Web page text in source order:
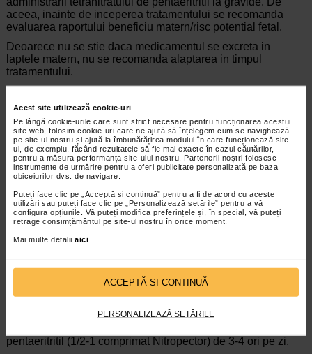
Acest site utilizează cookie-uri
Pe lângă cookie-urile care sunt strict necesare pentru funcționarea acestui
site web, folosim cookie-uri care ne ajută să înțelegem cum se navighează
pe site-ul nostru și ajută la îmbunătățirea modului în care funcționează site-
ul, de exemplu, făcând rezultatele să fie mai exacte în cazul căutărilor,
pentru a măsura performanța site-ului nostru. Partenerii noștri folosesc
instrumente de urmărire pentru a oferi publicitate personalizată pe baza
obiceiurilor dvs. de navigare.
Puteți face clic pe „Acceptă si continuă” pentru a fi de acord cu aceste
utilizări sau puteți face clic pe „Personalizează setările” pentru a vă
configura opțiunile. Vă puteți modifica preferințele și, în special, vă puteți
retrage consimțământul pe site-ul nostru în orice moment.
Mai multe detalii aici
ACCEPTĂ SI CONTINUĂ
PERSONALIZEAZĂ SETĂRILE
aceea, inainte de inceperea tratamentului se recomanda
evaluarea raportului beneficiu matern/risc potential fetal.
Deoarece nu se stie daca medicamentul se excreta in
laptele matern, nu se recomanda alaptarea in timpul
tratamentului.
In primele zile de tratament exista riscul aparitiei tensiunii
arteriale mici ortostatice si a vertijului. Pacientii trebuie
avertizati asupra acestor riscuri; nu este indicata conducerea
vehiculelor sau folosirea utilajelor.
Nitropector contine lactoza monohidrat
intoleranta la unele categorii de glucide, va rugam sa-l
intrebati inainte de a lua acest medicament.
medicul dumneavoastra sau cu farmacistul daca nu sunteti
pentaeritritil (1/2-1 comprimat Nitropector) de 3-4 ori pe zi.